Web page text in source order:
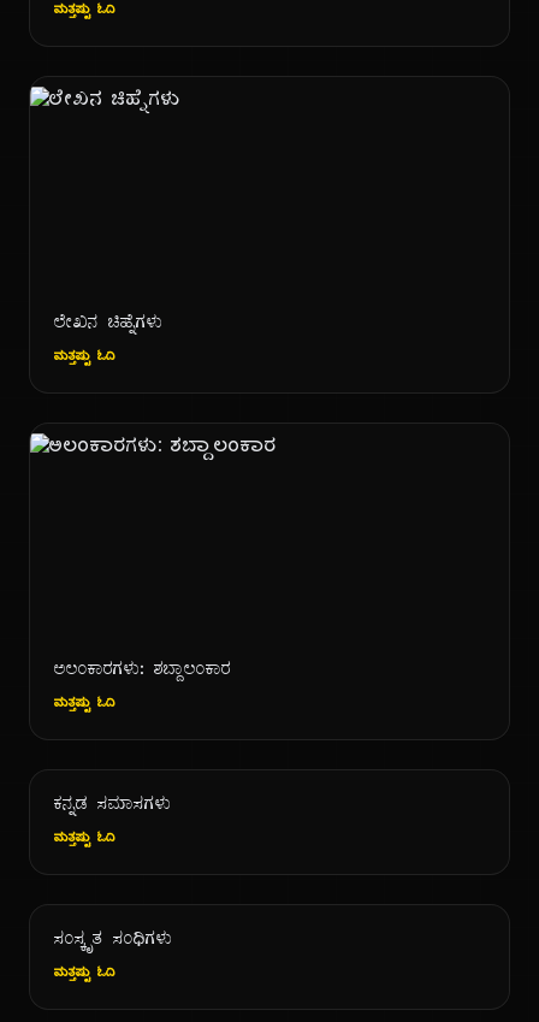
ಮತ್ತಷ್ಟು ಓದಿ
ಲೇಖನ ಚಿಹ್ನೆಗಳು
ಮತ್ತಷ್ಟು ಓದಿ
ಅಲಂಕಾರಗಳು: ಶಬ್ದಾಲಂಕಾರ
ಮತ್ತಷ್ಟು ಓದಿ
ಕನ್ನಡ ಸಮಾಸಗಳು
ಮತ್ತಷ್ಟು ಓದಿ
ಸಂಸ್ಕೃತ ಸಂಧಿಗಳು
ಮತ್ತಷ್ಟು ಓದಿ